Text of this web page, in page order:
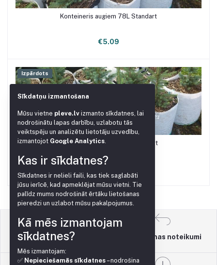
Konteineris augiem 78L Standart
€5.09
Izpārdots
Konteineris augiem 100L Standart
Lietošanas noteikumi
Atgriešanas noteikumi
Sīkdatņu izmantošana
Mūsu vietne pleve.lv izmanto sīkdatnes, lai
nodrošinātu lapas darbību, uzlabotu tās
veiktspēju un analizētu lietotāju uzvedību,
izmantojot Google Analytics
Kas ir sīkdatnes?
Sīkdatnes ir nelieli faili, kas tiek saglabāti
jūsu ierīcē, kad apmeklējat mūsu vietni. Tie
palīdz mums nodrošināt ērtāku lietošanas
pieredzi un uzlabot mūsu pakalpojumus.
Kā mēs izmantojam
sīkdatnes?
Mēs izmantojam:
✅ Nepieciešamās sīkdatnes– nodrošina